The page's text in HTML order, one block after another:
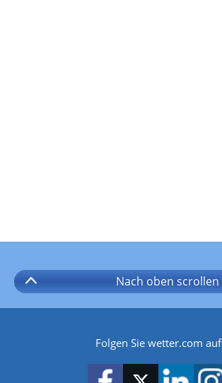
Nach oben scrollen
Folgen Sie wetter.com auf